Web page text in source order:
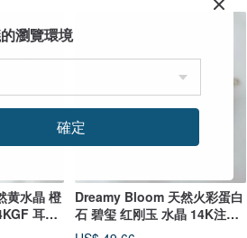
黄水晶 橙
耳勾
Dreamy Bloom 天然火彩蛋白
石 碧玺 红刚玉 水晶 14K注金
手链
瀏覽環境
確定